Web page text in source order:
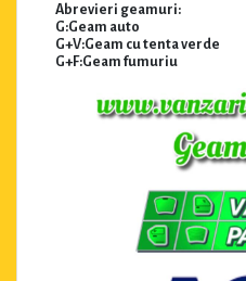
Abrevieri geamuri:
G:Geam auto
G+V:Geam cu tenta verde
G+F:Geam fumuriu